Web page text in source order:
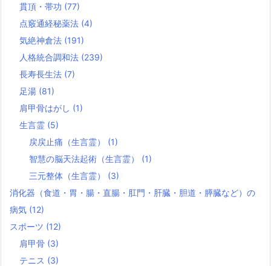
貫頂・帯功 (77)
点竅通経秘薬法 (4)
気絶神倉法 (191)
人格統合調和法 (239)
長寿長生法 (7)
足湯 (81)
肩甲骨はがし (1)
生言霊 (5)
戻戻止痛（生言霊） (1)
智慧の脳天法起術（生言霊） (1)
三元整体（生言霊） (3)
消化器（食道・胃・腸・直腸・肛門・肝臓・胆道・膵臓など）の
病気 (12)
スポーツ (12)
肩甲骨 (3)
テニス (3)